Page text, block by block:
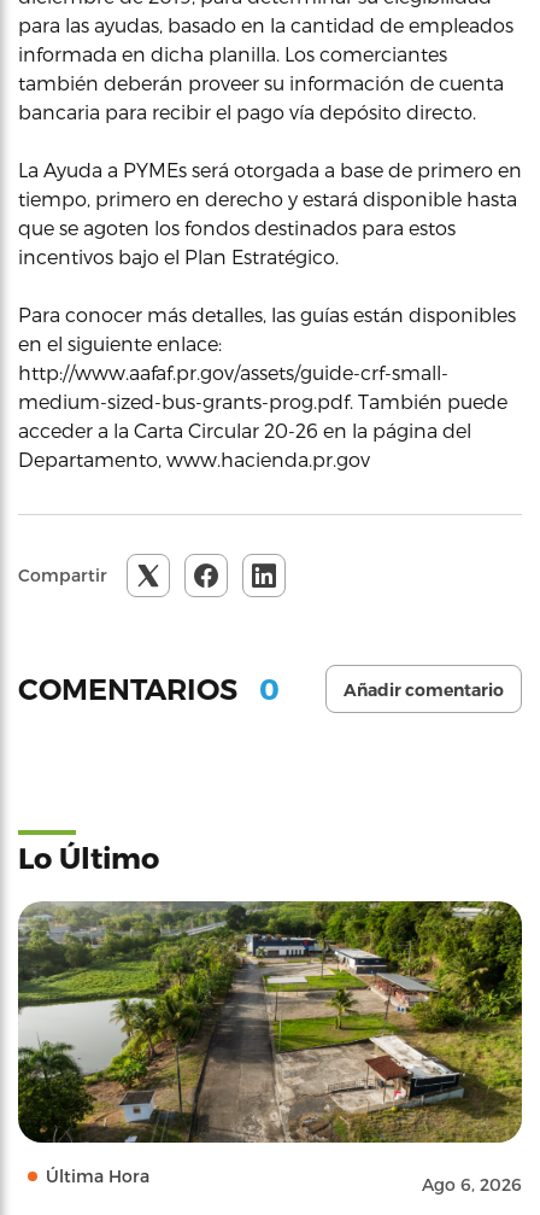
para las ayudas, basado en la cantidad de empleados
informada en dicha planilla. Los comerciantes
también deberán proveer su información de cuenta
bancaria para recibir el pago vía depósito directo.
La Ayuda a PYMEs será otorgada a base de primero en
tiempo, primero en derecho y estará disponible hasta
que se agoten los fondos destinados para estos
incentivos bajo el Plan Estratégico.
Para conocer más detalles, las guías están disponibles
en el siguiente enlace:
http://www.aafaf.pr.gov/assets/guide-crf-small-
medium-sized-bus-grants-prog.pdf. También puede
acceder a la Carta Circular 20-26 en la página del
Departamento, www.hacienda.pr.gov
Compartir
COMENTARIOS 0 Añadir comentario
Lo Último
Última Hora Ago 6, 2026